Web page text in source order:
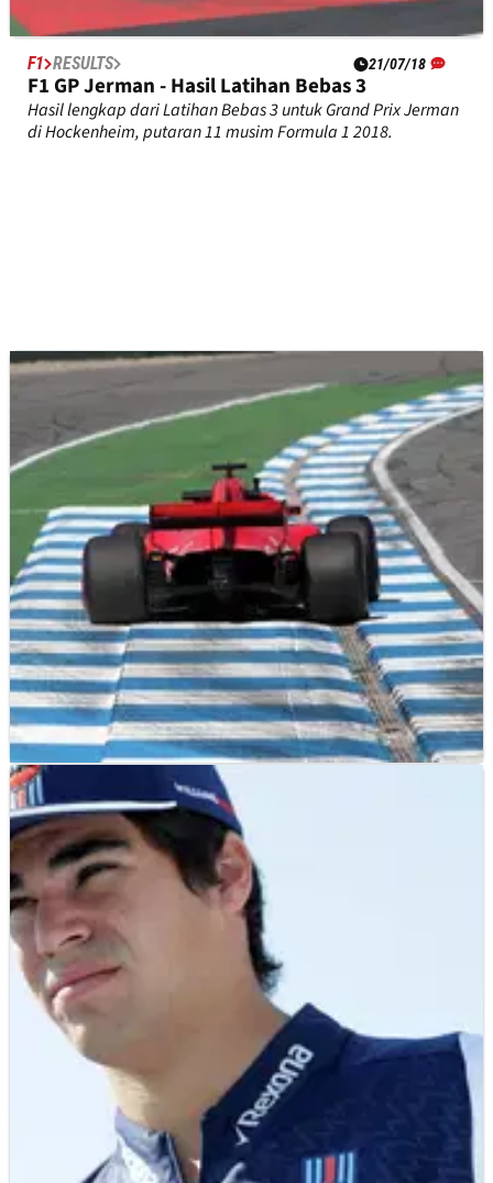
F1 RESULTS 21/07/18
F1 GP Jerman - Hasil Latihan Bebas 3
Hasil lengkap dari Latihan Bebas 3 untuk Grand Prix Jerman
di Hockenheim, putaran 11 musim Formula 1 2018.
F1
F1 Paddock Notebook - GP Jerman Jumat
Merangkum semua berita dan catatan tambahan dari
Hockenheim pada hari Jumat, Editor F1 Crash.net Luke
Smith membawakan Anda buku catatan paddocknya.